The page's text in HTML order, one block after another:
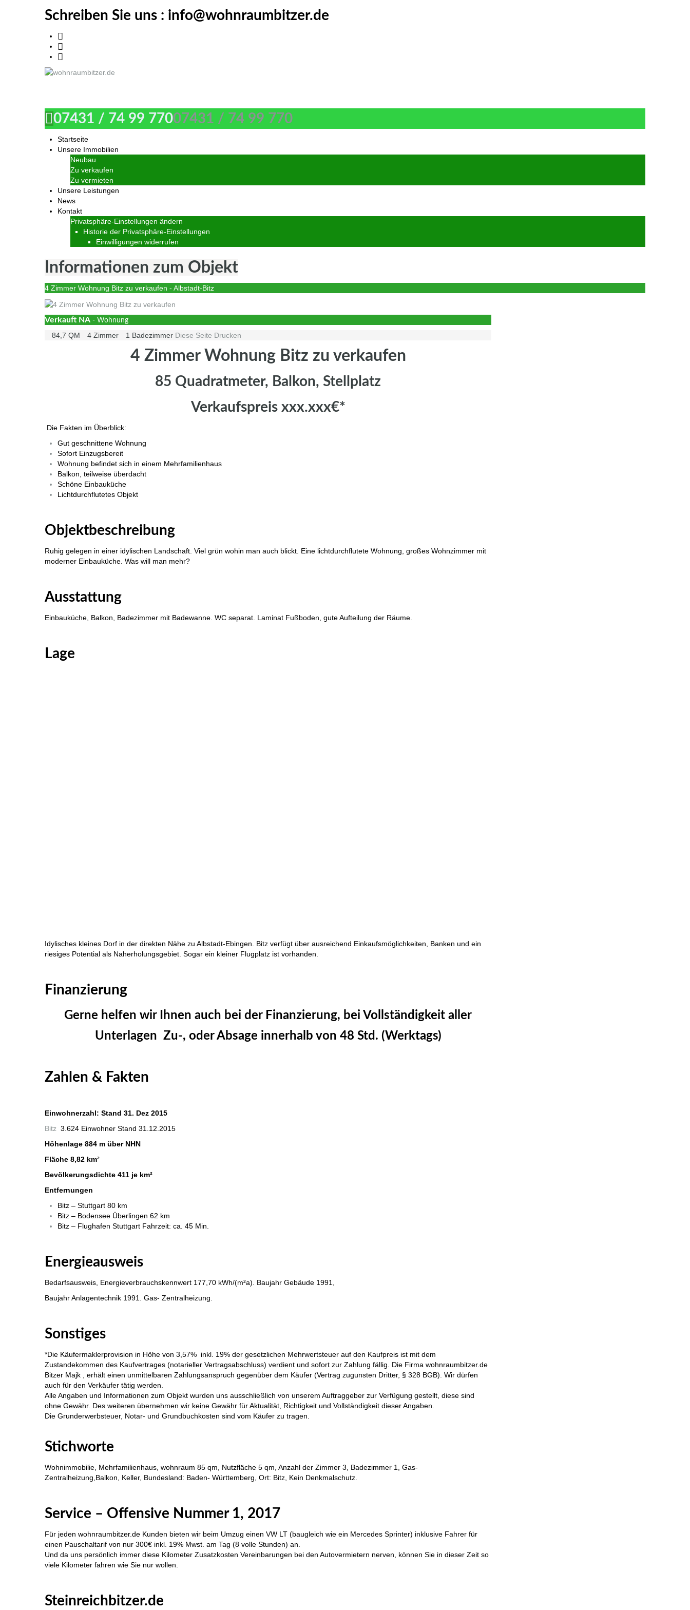
Schreiben Sie uns : info@wohnraumbitzer.de
07431 / 74 99 77007431 / 74 99 770
Startseite
Unsere Immobilien
Neubau
Zu verkaufen
Zu vermieten
Unsere Leistungen
News
Kontakt
Privatsphäre-Einstellungen ändern
Historie der Privatsphäre-Einstellungen
Einwilligungen widerrufen
Informationen zum Objekt
4 Zimmer Wohnung Bitz zu verkaufen - Albstadt-Bitz
Verkauft NA - Wohnung
84,7 QM 4 Zimmer 1 Badezimmer Diese Seite Drucken
4 Zimmer Wohnung Bitz zu verkaufen
85 Quadratmeter, Balkon, Stellplatz
Verkaufspreis xxx.xxx€*
Die Fakten im Überblick:
Gut geschnittene Wohnung
Sofort Einzugsbereit
Wohnung befindet sich in einem Mehrfamilienhaus
Balkon, teilweise überdacht
Schöne Einbauküche
Lichtdurchflutetes Objekt
Objektbeschreibung
Ruhig gelegen in einer idylischen Landschaft. Viel grün wohin man auch blickt. Eine lichtdurchflutete Wohnung, großes Wohnzimmer mit
moderner Einbauküche. Was will man mehr?
Ausstattung
Einbauküche, Balkon, Badezimmer mit Badewanne. WC separat. Laminat Fußboden, gute Aufteilung der Räume.
Lage
Idylisches kleines Dorf in der direkten Nähe zu Albstadt-Ebingen. Bitz verfügt über ausreichend Einkaufsmöglichkeiten, Banken und ein
riesiges Potential als Naherholungsgebiet. Sogar ein kleiner Flugplatz ist vorhanden.
Finanzierung
Gerne helfen wir Ihnen auch bei der Finanzierung, bei Vollständigkeit aller
Unterlagen Zu-, oder Absage innerhalb von 48 Std. (Werktags)
Zahlen & Fakten
Einwohnerzahl: Stand 31. Dez 2015
Bitz 3.624 Einwohner Stand 31.12.2015
Höhenlage 884 m über NHN
Fläche 8,82 km²
Bevölkerungsdichte 411 je km²
Entfernungen
Bitz – Stuttgart 80 km
Bitz – Bodensee Überlingen 62 km
Bitz – Flughafen Stuttgart Fahrzeit: ca. 45 Min.
Energieausweis
Bedarfsausweis , Energieverbrauchskennwert 177,70 kWh/(m²a). Baujahr Gebäude 1991,
Baujahr Anlagentechnik 1991. Gas- Zentralheizung.
Sonstiges
*Die Käufermaklerprovision in Höhe von 3,57% inkl. 19% der gesetzlichen Mehrwertsteuer auf den Kaufpreis ist mit dem
Zustandekommen des Kaufvertrages (notarieller Vertragsabschluss) verdient und sofort zur Zahlung fällig. Die Firma wohnraumbitzer.de
Bitzer Majk , erhält einen unmittelbaren Zahlungsanspruch gegenüber dem Käufer (Vertrag zugunsten Dritter, § 328 BGB). Wir dürfen
auch für den Verkäufer tätig werden.
Alle Angaben und Informationen zum Objekt wurden uns ausschließlich von unserem Auftraggeber zur Verfügung gestellt, diese sind
ohne Gewähr. Des weiteren übernehmen wir keine Gewähr für Aktualität, Richtigkeit und Vollständigkeit dieser Angaben.
Die Grunderwerbsteuer, Notar- und Grundbuchkosten sind vom Käufer zu tragen.
Stichworte
Wohnimmobilie, Mehrfamilienhaus, wohnraum 85 qm, Nutzfläche 5 qm, Anzahl der Zimmer 3, Badezimmer 1, Gas-
Zentralheizung,Balkon, Keller, Bundesland: Baden- Württemberg, Ort: Bitz, Kein Denkmalschutz.
Service – Offensive Nummer 1, 2017
Für jeden wohnraumbitzer.de Kunden bieten wir beim Umzug einen VW LT (baugleich wie ein Mercedes Sprinter) inklusive Fahrer für
einen Pauschaltarif von nur 300€ inkl. 19% Mwst. am Tag (8 volle Stunden) an.
Und da uns persönlich immer diese Kilometer Zusatzkosten Vereinbarungen bei den Autovermietern nerven, können Sie in dieser Zeit so
viele Kilometer fahren wie Sie nur wollen.
Steinreichbitzer.de